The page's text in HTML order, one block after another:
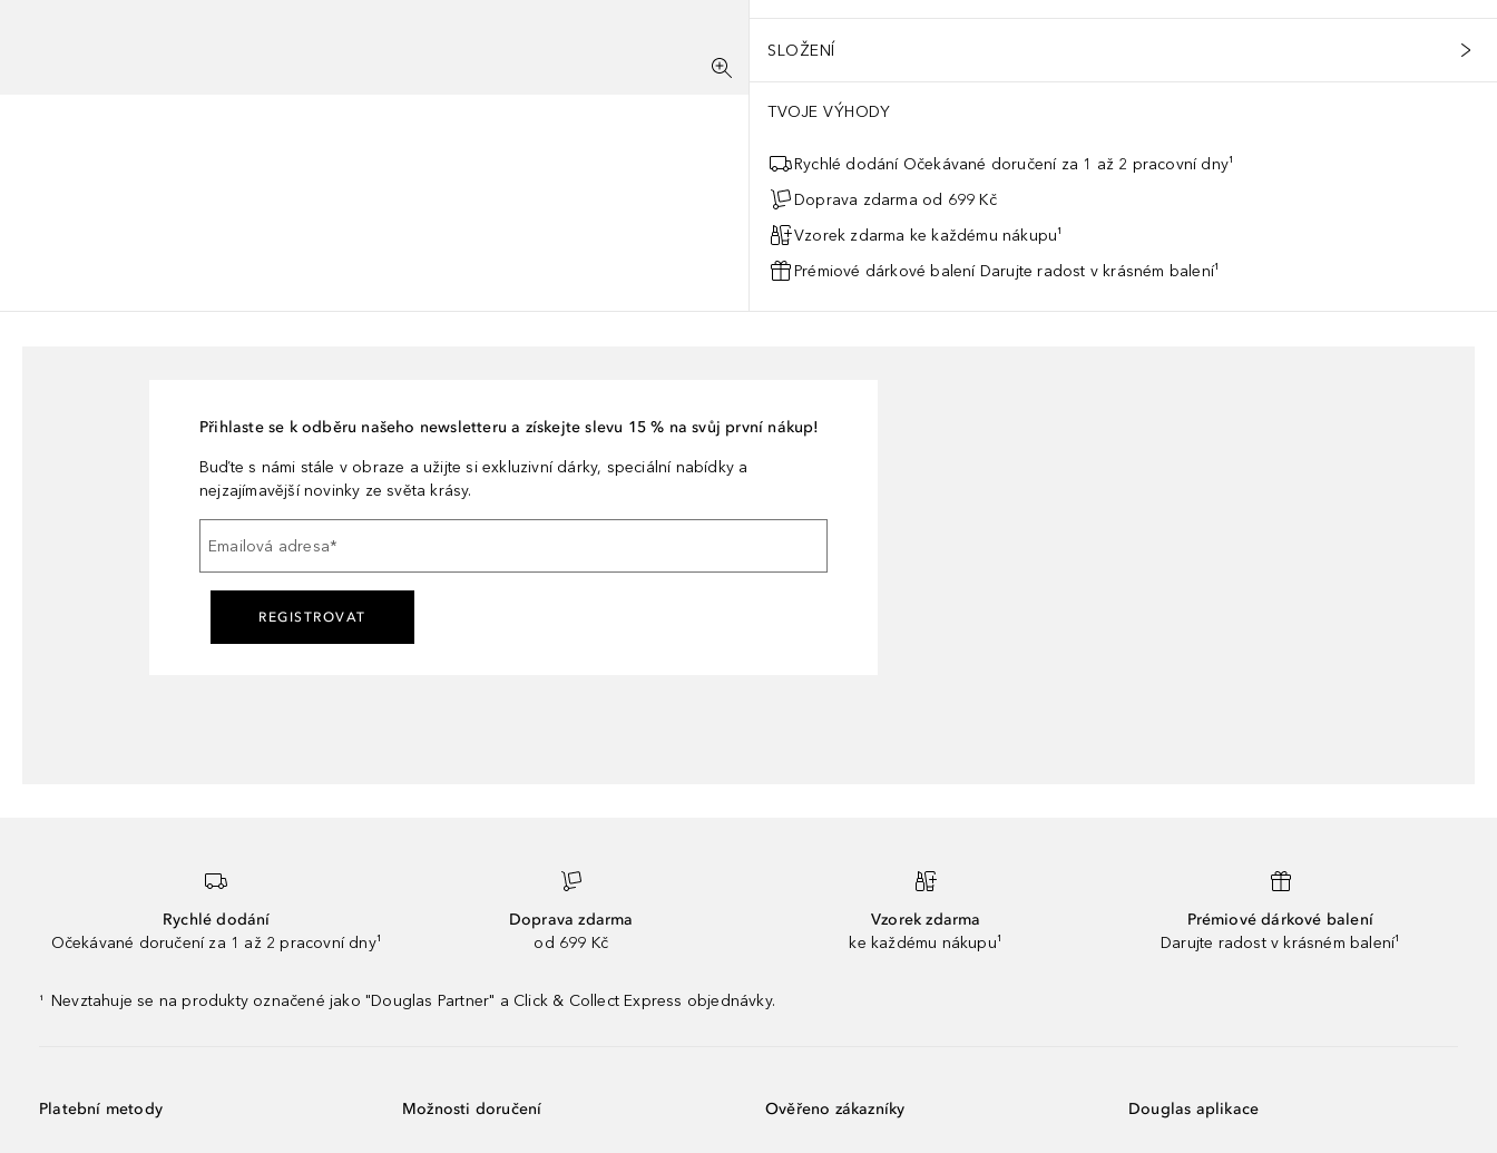
SLOŽENÍ
TVOJE VÝHODY
Rychlé dodání Očekávané doručení za 1 až 2 pracovní dny¹
Doprava zdarma od 699 Kč
Vzorek zdarma ke každému nákupu¹
Prémiové dárkové balení Darujte radost v krásném balení¹
Přihlaste se k odběru našeho newsletteru a získejte slevu 15 % na svůj první nákup!
Buďte s námi stále v obraze a užijte si exkluzivní dárky, speciální nabídky a
nejzajímavější novinky ze světa krásy.
Emailová adresa*
REGISTROVAT
Rychlé dodání
Očekávané doručení za 1 až 2 pracovní dny¹
Doprava zdarma
od 699 Kč
Vzorek zdarma
ke každému nákupu¹
Prémiové dárkové balení
Darujte radost v krásném balení¹
¹ Nevztahuje se na produkty označené jako "Douglas Partner" a Click & Collect Express objednávky.
Platební metody Možnosti doručení Ověřeno zákazníky Douglas aplikace